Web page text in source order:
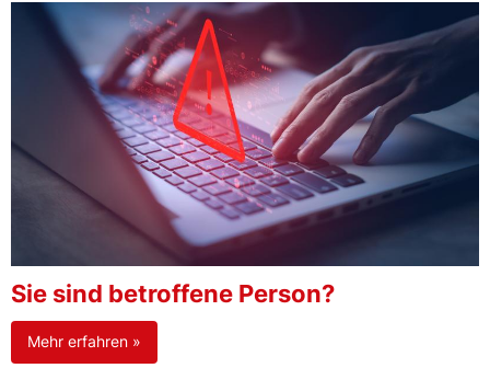
Sie sind betroffene Person?
Mehr erfahren »